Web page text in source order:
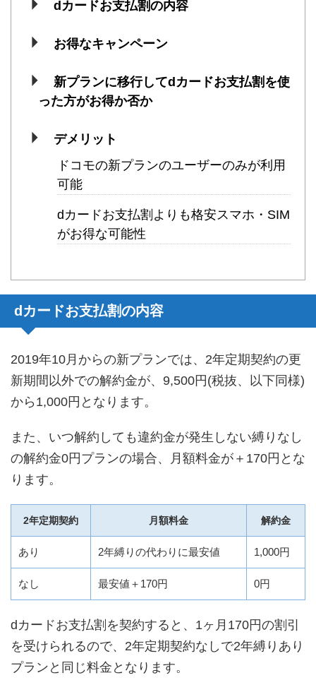
dカードお支払割の内容
お得なキャンペーン
新プランに移行してdカードお支払割を使
った方がお得か否か
デメリット
ドコモの新プランのユーザーのみが利用
可能
dカードお支払割よりも格安スマホ・SIM
がお得な可能性
dカードお支払割の内容
2019年10月からの新プランでは、2年定期契約の更
新期間以外での解約金が、9,500円(税抜、以下同様)
から1,000円となります。
また、いつ解約しても違約金が発生しない縛りなし
の解約金0円プランの場合、月額料金が＋170円とな
ります。
2年定期契約 月額料金 解約金
あり 2年縛りの代わりに最安値 1,000円
なし 最安値＋170円 0円
dカードお支払割を契約すると、1ヶ月170円の割引
を受けられるので、2年定期契約なしで2年縛りあり
プランと同じ料金となります。